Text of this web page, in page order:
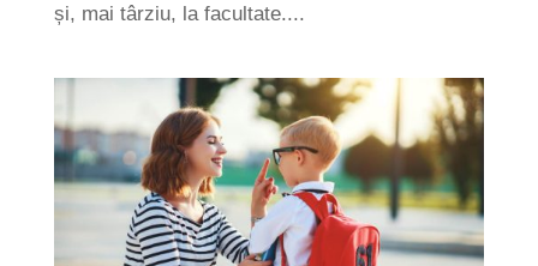
și, mai târziu, la facultate....